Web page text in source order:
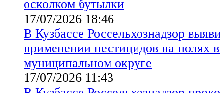
осколком бутылки
17/07/2026 18:46
В Кузбассе Россельхознадзор
применении пестицидов на полях
муниципальном округе
17/07/2026 11:43